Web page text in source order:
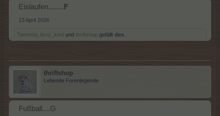
Eislaufen........ F
13 April 2026
Tammoo lissy_kind und thriftshop gefällt dies.
thriftshop
Lebende Forenlegende
Fußball....G